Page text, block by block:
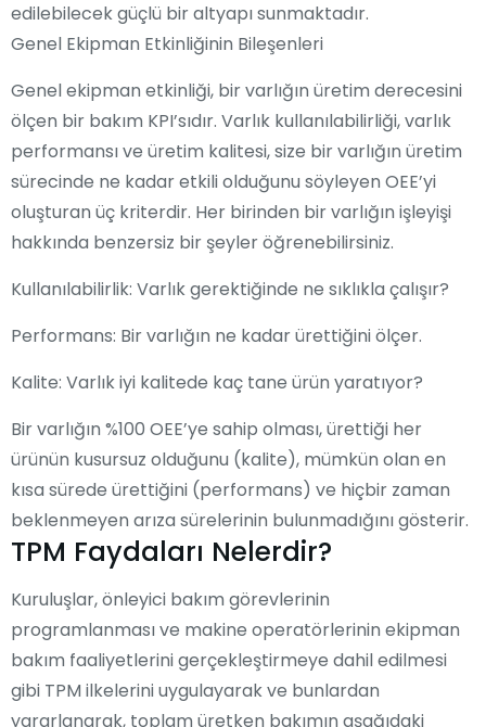
edilebilecek güçlü bir altyapı sunmaktadır.
Genel Ekipman Etkinliğinin Bileşenleri
Genel ekipman etkinliği, bir varlığın üretim derecesini
ölçen bir bakım KPI’sıdır. Varlık kullanılabilirliği, varlık
performansı ve üretim kalitesi, size bir varlığın üretim
sürecinde ne kadar etkili olduğunu söyleyen OEE’yi
oluşturan üç kriterdir. Her birinden bir varlığın işleyişi
hakkında benzersiz bir şeyler öğrenebilirsiniz.
Kullanılabilirlik: Varlık gerektiğinde ne sıklıkla çalışır?
Performans: Bir varlığın ne kadar ürettiğini ölçer.
Kalite: Varlık iyi kalitede kaç tane ürün yaratıyor?
Bir varlığın %100 OEE’ye sahip olması, ürettiği her
ürünün kusursuz olduğunu (kalite), mümkün olan en
kısa sürede ürettiğini (performans) ve hiçbir zaman
beklenmeyen arıza sürelerinin bulunmadığını gösterir.
TPM Faydaları Nelerdir?
Kuruluşlar, önleyici bakım görevlerinin
programlanması ve makine operatörlerinin ekipman
bakım faaliyetlerini gerçekleştirmeye dahil edilmesi
gibi TPM ilkelerini uygulayarak ve bunlardan
yararlanarak, toplam üretken bakımın aşağıdaki